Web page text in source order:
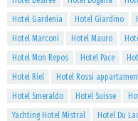
Hotel Gardenia
Hotel Giardino
Hotel Marconi
Hotel Mauro
Hotel Mon Repos
Hotel Pace
Hotel Riel
Hotel Rossi
Hotel Smeraldo
Hotel Suisse
Yachting Hotel Mistral
Hotel Du